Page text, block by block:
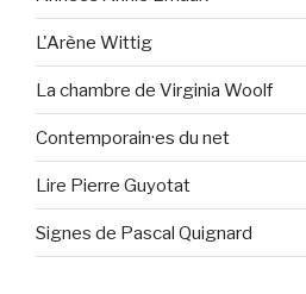
L'Arène Wittig
La chambre de Virginia Woolf
Contemporain·es du net
Lire Pierre Guyotat
Signes de Pascal Quignard